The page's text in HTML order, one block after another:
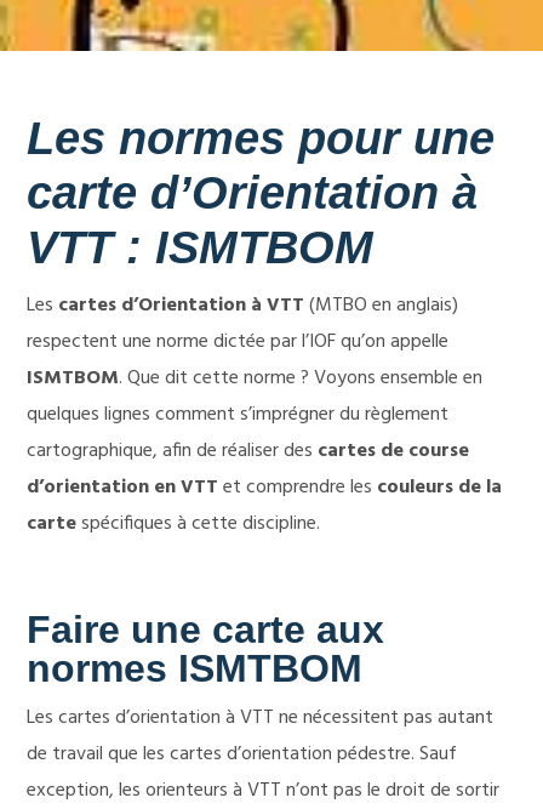
Les normes pour une
carte d’Orientation à
VTT : ISMTBOM
Les cartes d’Orientation à VTT(MTBO en anglais)
respectent une norme dictée par l’IOF qu’on appelle
ISMTBOM. Que dit cette norme ? Voyons ensemble en
quelques lignes comment s’imprégner du règlement
cartographique, afin de réaliser des cartes de course
d’orientation en VTTet comprendre les couleurs de la
cartespécifiques à cette discipline.
Faire une carte aux
normes ISMTBOM
Les cartes d’orientation à VTT ne nécessitent pas autant
de travail que les cartes d’orientation pédestre. Sauf
exception, les orienteurs à VTT n’ont pas le droit de sortir